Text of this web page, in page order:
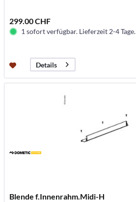
299.00 CHF
1 sofort verfügbar. Lieferzeit 2-4 Tage.
Details
Blende f.Innenrahm.Midi-H